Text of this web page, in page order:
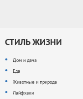
СТИЛЬ ЖИЗНИ
Дом и дача
Еда
Животные и природа
Лайфхаки